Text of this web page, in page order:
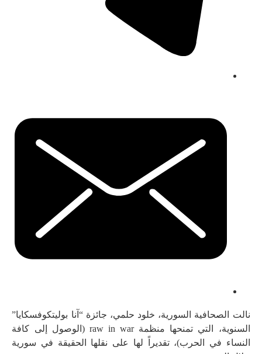
نالت الصحافية السورية، خلود حلمي، جائزة “آنا بوليتكوفسكايا”
السنوية، التي تمنحها منظمة raw in war (الوصول إلى كافة
النساء في الحرب)، تقديراً لها على نقلها الحقيقة في سورية